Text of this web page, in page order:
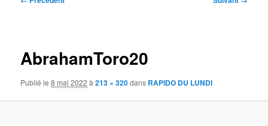
AbrahamToro20
Publié le8 mai 2022 à213 × 320dans RAPIDO DU LUNDI